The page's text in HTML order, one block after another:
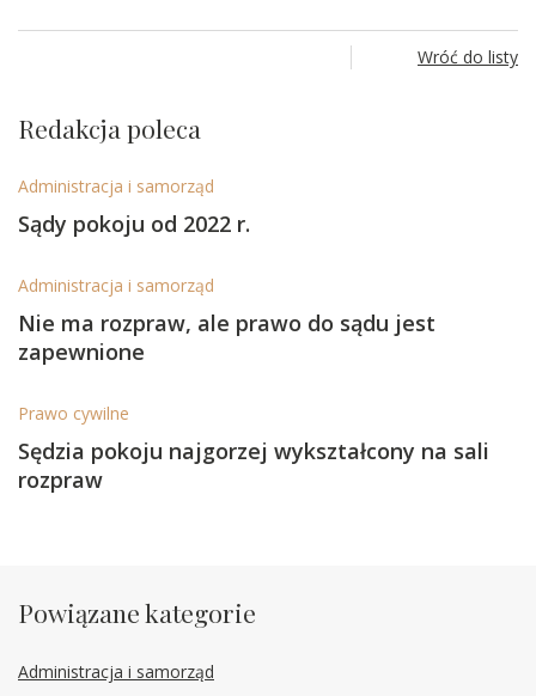
Wróć do listy
Redakcja poleca
Administracja i samorząd
Sądy pokoju od 2022 r.
Administracja i samorząd
Nie ma rozpraw, ale prawo do sądu jest
zapewnione
Prawo cywilne
Sędzia pokoju najgorzej wykształcony na sali
rozpraw
Powiązane kategorie
Administracja i samorząd